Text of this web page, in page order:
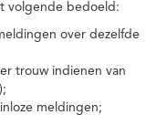
volgende bedoeld:
over dezelfde
trouw indienen van
meldingen;